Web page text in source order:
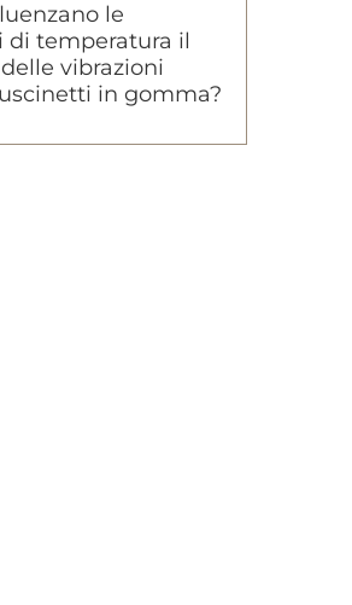
le
di temperatura il
vibrazioni
in gomma?